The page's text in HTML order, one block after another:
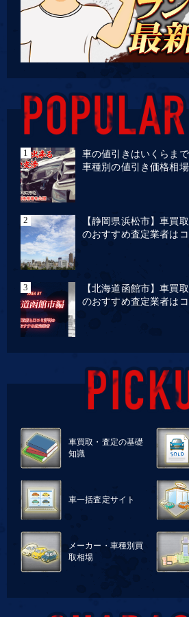
車の値引きはいくらま
車種別の値引き価格相場
【静岡県浜松市】車買
のおすすめ査定業者はコ
【北海道函館市】車買
のおすすめ査定業者は
車買取・査定の基礎
知識
車一括査定サイト
メーカー・車種別買
取相場